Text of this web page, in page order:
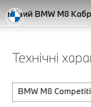
Новий BMW M8
Технічні
BMW M8